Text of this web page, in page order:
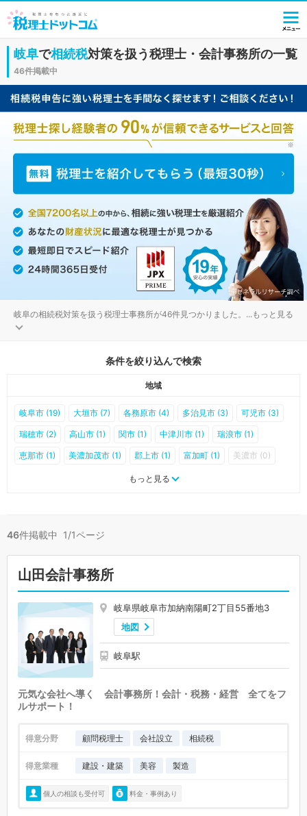
岐阜で相続税対策を扱う税理士・会計事務所の一覧
46件掲載中
岐阜の相続税対策を扱う税理士事務所が46件見つかりました。 ...もっと見る
条件を絞り込んで検索
地域
岐阜市 (19) 大垣市 (7) 各務原市 (4) 多治見市 (3) 可児市 (3)
瑞穂市 (2) 高山市 (1) 関市 (1) 中津川市 (1) 瑞浪市 (1)
恵那市 (1) 美濃加茂市 (1) 郡上市 (1) 富加町 (1) 美濃市 (0)
山県市 (0) 飛騨市 (0)
揖斐川町 (0) 大野町 (0)
御嵩町 (0) 白川村 (0)
もっと見る
46件掲載中 1/1ページ
山田会計事務所
岐阜県岐阜市加納南陽町2丁目55番地3
地図
岐阜駅
元気な会社へ導く 会計事務所！会計・税務・経営 全てをフ
ルサポート！
得意分野 顧問税理士 会社設立 相続税
得意業種 建設・建築 美容 製造
個人の相談も受付可 料金・事例あり